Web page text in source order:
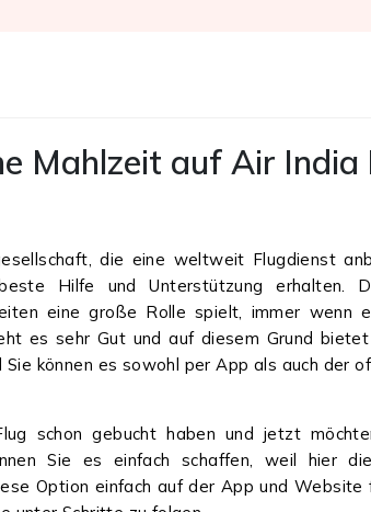
Mahlzeit auf Air India
die eine weltweit Flugdienst
Hilfe und Unterstützung erhalten.
eine große Rolle spielt, immer wenn
es sehr Gut und auf diesem Grund
können es sowohl per App als auch der
schon gebucht haben und jetzt
Sie es einfach schaffen, weil hier
Option einfach auf der App und Website